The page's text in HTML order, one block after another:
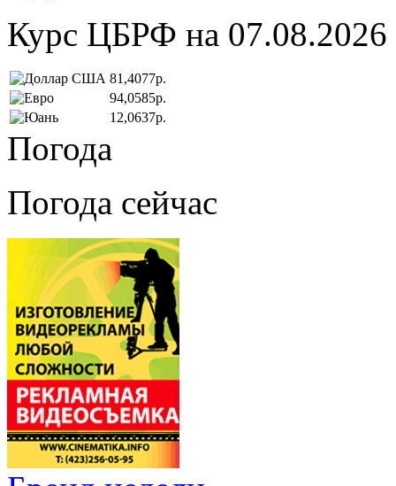
Курс ЦБРФ на 07.08.2026
81,4077р.
94,0585р.
12,0637р.
Погода
Погода сейчас